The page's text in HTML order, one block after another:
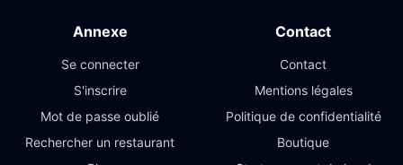
Annexe
Se connecter
S'inscrire
Mot de passe oublié
Rechercher un restaurant
Contact
Contact
Mentions légales
Politique de confidentialité
Boutique